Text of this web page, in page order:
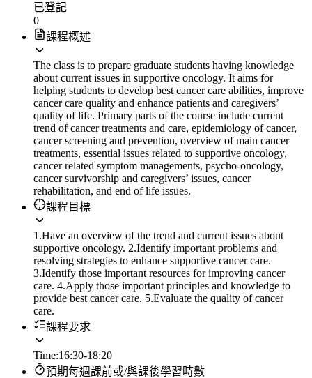
已登記
0
課程概述
The class is to prepare graduate students having knowledge
about current issues in supportive oncology. It aims for
helping students to develop best cancer care abilities, improve
cancer care quality and enhance patients and caregivers’
quality of life. Primary parts of the course include current
trend of cancer treatments and care, epidemiology of cancer,
cancer screening and prevention, overview of main cancer
treatments, essential issues related to supportive oncology,
cancer related symptom managements, psycho-oncology,
cancer survivorship and caregivers’ issues, cancer
rehabilitation, and end of life issues.
課程目標
1.Have an overview of the trend and current issues about
supportive oncology. 2.Identify important problems and
resolving strategies to enhance supportive cancer care.
3.Identify those important resources for improving cancer
care. 4.Apply those important principles and knowledge to
provide best cancer care. 5.Evaluate the quality of cancer
care.
課程要求
Time:16:30-18:20
預期每週課前或/與課後學習時數